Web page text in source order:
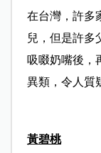
在台灣，許多
兒，但是許多
吸啜奶嘴後，
異類，令人質
黃碧桃